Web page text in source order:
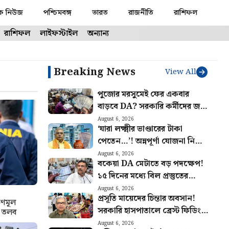
নিউজ পশ্চিমবঙ্গ ভারত রাজনীতি রাশিফল
রাশিফল লাইফস্টাইল অন্যান্য
তলব
Breaking News View All
পুজোর মরসুমেই ফের একবার
বাড়বে DA? সরকারি কর্মীদের জন্য
বিরাট আপডেট
August 6, 2026
‘যারা লক্ষ্মীর ভাণ্ডারের টাকা
পেতেন…’! অন্নপূর্ণা যোজনা নিয়ে
বড় আপডেট দিলেন মন্ত্রী দিলীপ
August 6, 2026
বকেয়া DA মেটাতে বড় পদক্ষেপ!
১৫ দিনের মধ্যে বিল প্রস্তুতের
নির্দেশ অর্থ দপ্তরের
August 6, 2026
প্রসূতি মায়েদের চিন্তার অবসান!
সরকারি হাসপাতালে ব্রেস্ট ফিডিং
কর্নার তৈরির ঘোষণা স্বাস্থ্যমন্ত্রীর
August 6, 2026